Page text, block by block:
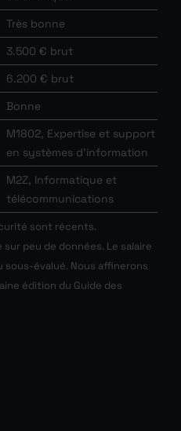
Très bonne
3.500 € brut
6.200 € brut
Bonne
M1802, Expertise et support
en systèmes d’information
M2Z, Informatique et
télécommunications
sont récents.
sur peu de données. Le salaire
évalué. Nous affinerons
édition du Guide des